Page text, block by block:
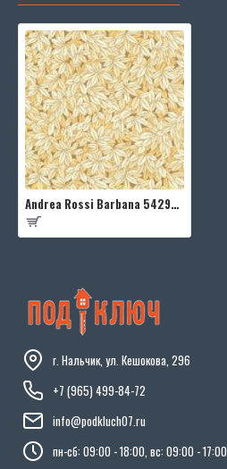
Andrea Rossi Barbana 54295-3
г. Нальчик, ул. Кешокова, 296
+7 (965) 499-84-72
info@podkluch07.ru
пн-сб: 09:00 - 18:00, вс: 09:00 - 17:00